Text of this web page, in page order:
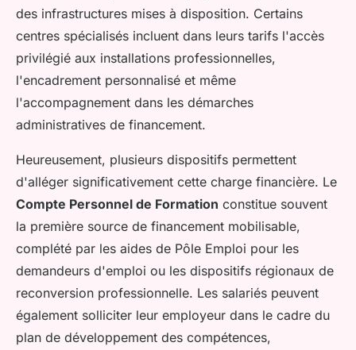
des infrastructures mises à disposition. Certains
centres spécialisés incluent dans leurs tarifs l'accès
privilégié aux installations professionnelles,
l'encadrement personnalisé et même
l'accompagnement dans les démarches
administratives de financement.
Heureusement, plusieurs dispositifs permettent
d'alléger significativement cette charge financière. Le
Compte Personnel de Formation constitue souvent
la première source de financement mobilisable,
complété par les aides de Pôle Emploi pour les
demandeurs d'emploi ou les dispositifs régionaux de
reconversion professionnelle. Les salariés peuvent
également solliciter leur employeur dans le cadre du
plan de développement des compétences,